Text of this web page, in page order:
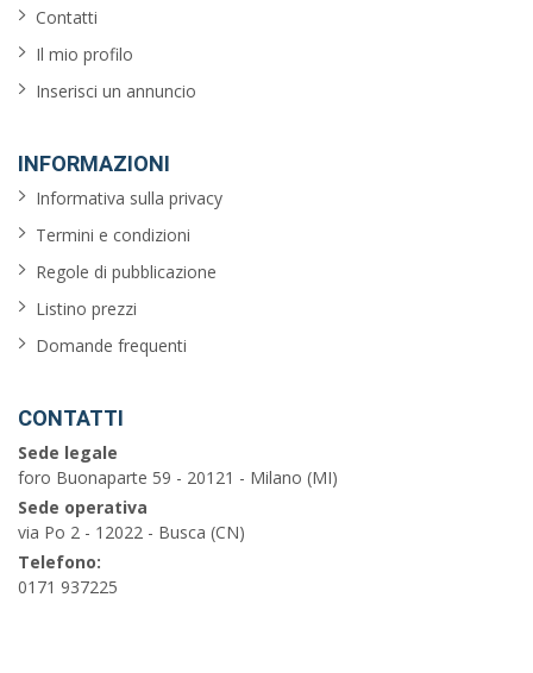
Contatti
Il mio profilo
Inserisci un annuncio
INFORMAZIONI
Informativa sulla privacy
Termini e condizioni
Regole di pubblicazione
Listino prezzi
Domande frequenti
CONTATTI
Sede legale
foro Buonaparte 59 - 20121 - Milano (MI)
Sede operativa
via Po 2 - 12022 - Busca (CN)
Telefono:
0171 937225